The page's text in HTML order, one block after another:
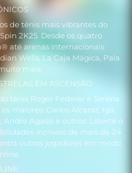
de ténis mais vibrantes do
2K25. Desde os quatro
até arenas internacionais
Wells, La Caja Mágica, Pala
mais.
EM ASCENSÃO
ténis Roger Federer e Serena
maiores: Carlos Alcaraz, Iga
Andre Agassi e outros. Liberte o
incríveis de mais de 24
outros jogadores em modo